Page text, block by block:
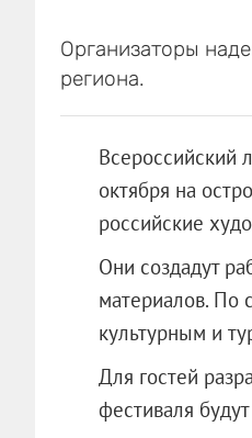
Организаторы
региона.
Всероссийский
октября на
российские
Они создадут
материалов. По
культурным и
Для гостей
фестиваля